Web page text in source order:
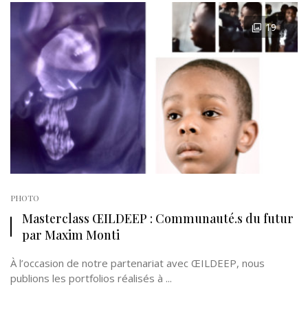
19
PHOTO
Masterclass ŒILDEEP : Communauté.s du futur
par Maxim Monti
À l’occasion de notre partenariat avec ŒILDEEP, nous
publions les portfolios réalisés à ...